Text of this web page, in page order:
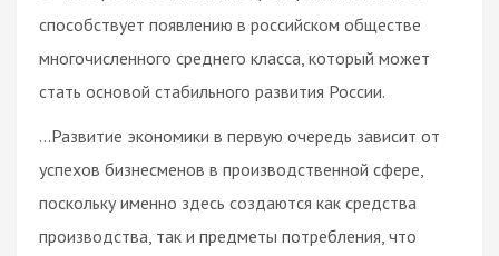
способствует появлению в российском обществе
многочисленного среднего класса, который может
стать основой стабильного развития России.
…Развитие экономики в первую очередь зависит от
успехов бизнесменов в производственной сфере,
поскольку именно здесь создаются как средства
производства, так и предметы потребления, что